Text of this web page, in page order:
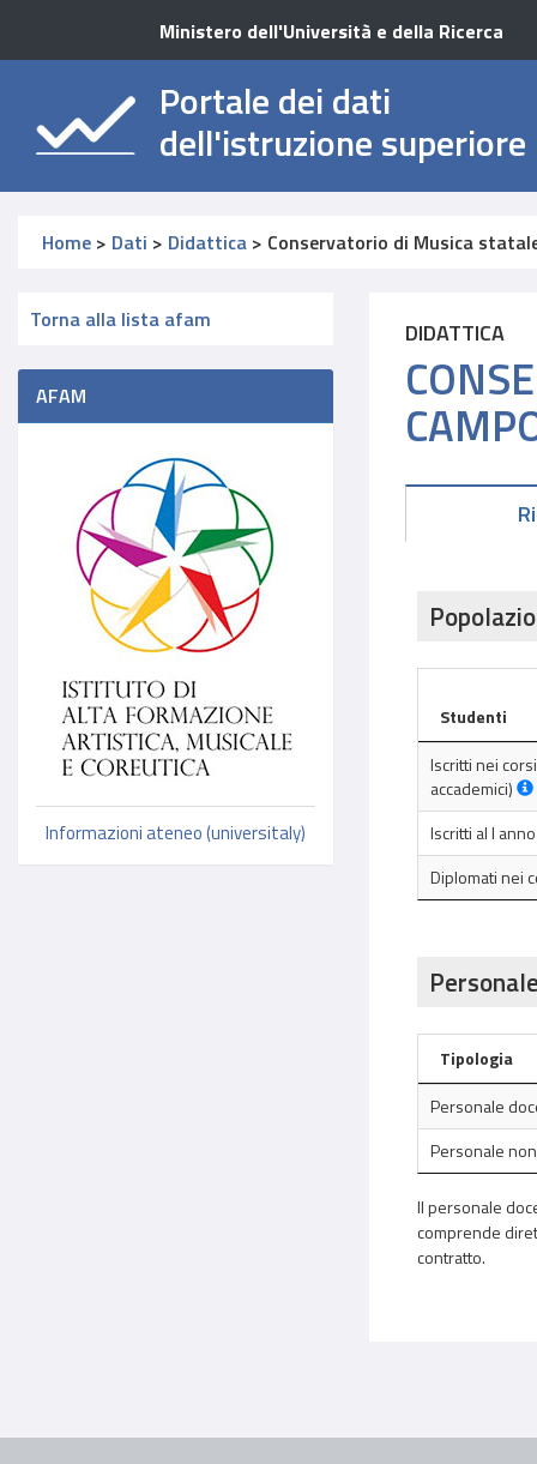
Ministero dell'Università e della Ricerca
Portale dei dati
dell'istruzione superiore
Home > Dati > Didattica > Conservatorio di Musica
Torna alla lista afam
AFAM
Informazioni ateneo (universitaly)
DIDATTICA
Studenti
Iscritti nei
accademici)
Iscritti al I
Diplomati nei
Tipologia
Personale
Personale
Il personale
comprende
contratto.